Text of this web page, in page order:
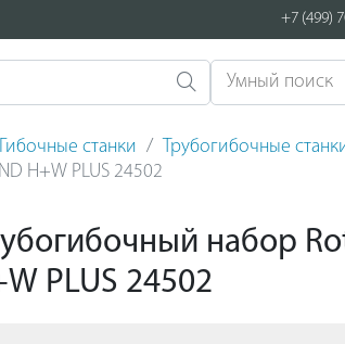
+7 (499)
Гибочные станки Трубогибочные
H+W PLUS 24502
набор
PLUS 24502